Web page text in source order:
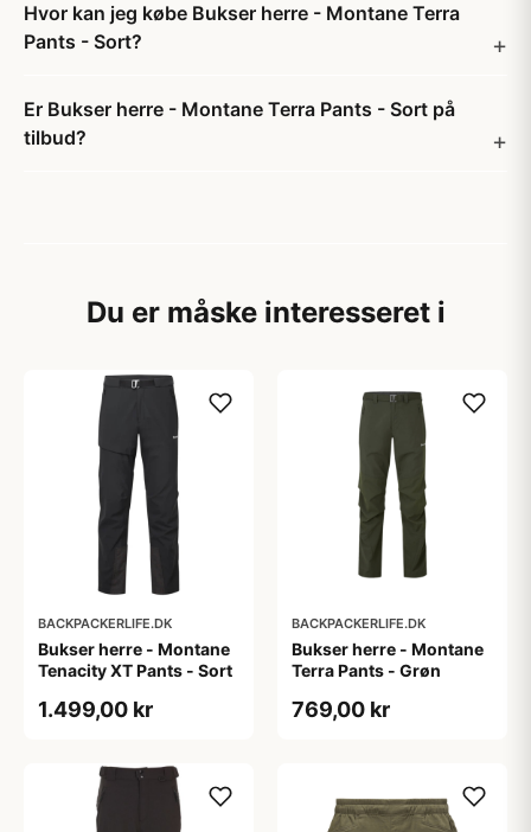
Hvor kan jeg købe Bukser herre - Montane Terra
Pants - Sort?
Er Bukser herre - Montane Terra Pants - Sort på
tilbud?
Du er måske interesseret i
BACKPACKERLIFE.DK
Bukser herre - Montane
Tenacity XT Pants - Sort
1.499,00 kr
BACKPACKERLIFE.DK
Bukser herre - Montane
Terra Pants - Grøn
769,00 kr